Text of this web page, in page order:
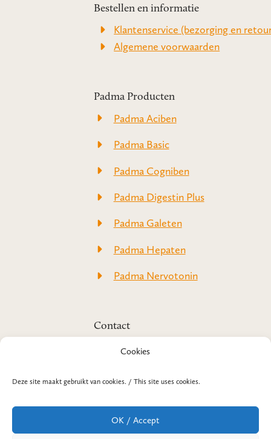
Cookies
Deze site maakt gebruikt van cookies. / This site uses cookies.
OK / Accept
Bestellen en informatie
Klantenservice (bezorging en
Algemene voorwaarden
Padma Producten
Padma Aciben
Padma Basic
Padma Cogniben
Padma Digestin Plus
Padma Galeten
Padma Hepaten
Padma Nervotonin
Contact
Padma-Original.com
3771 AK Barneveld
Einfo@padma-original.com
Telefonische bereikbaarheid